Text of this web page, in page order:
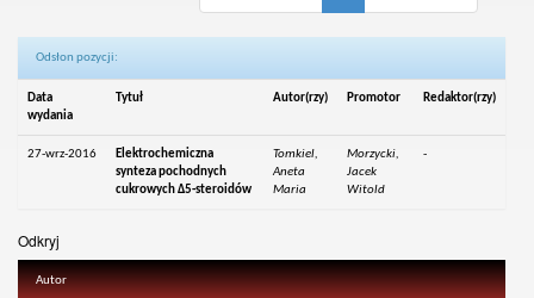
Odsłon pozycji:
Data
wydania
Tytuł Autor(rzy) Promotor Redaktor(rzy)
27-wrz-2016
Elektrochemiczna
synteza pochodnych
cukrowych Δ5-steroidów
Tomkiel,
Aneta
Maria
Morzycki,
Jacek
Witold
-
Odkryj
Autor